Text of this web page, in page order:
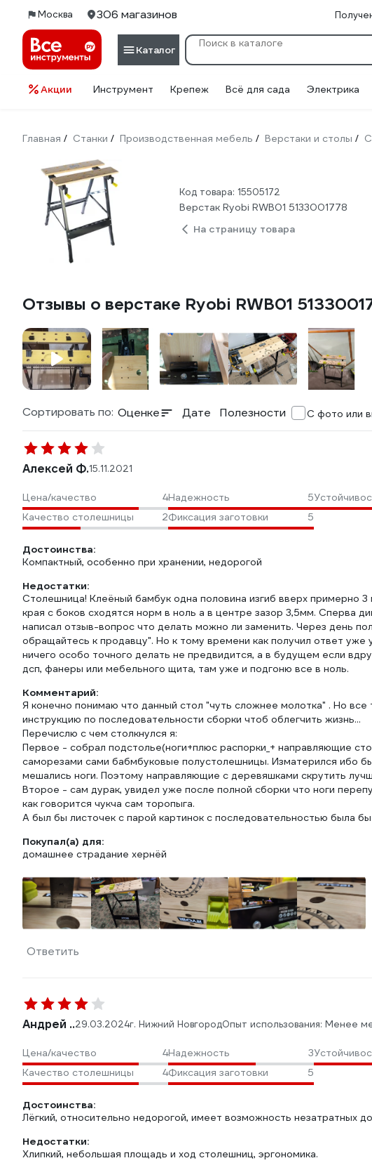
Москва 306 магазинов
Каталог
Акции Инструмент Крепеж Всё для сада Электрика
Главная / Станки / Производственная мебель / Верстаки и столы /
Код товара: 15505172
Верстак Ryobi RWB01 5133001778
На страницу товара
Отзывы о верстаке Ryobi RWB01
Сортировать по: Оценке Дате Полезности С фото или
Алексей Ф.15.11.2021
Цена/качество 4Надежность 5
Качество столешницы
2Фиксация заготовки 5
Достоинства:
Компактный, особенно при хранении, недорогой
Недостатки:
Столешница! Клеёный бамбук одна половина изгиб вверх примерно
края с боков сходятся норм в ноль а в центре зазор 3,5мм. Сперва
написал отзыв-вопрос что делать можно ли заменить. Через день
обращайтесь к продавцу". Но к тому времени как получил ответ уже
ничего особо точного делать не предвидится, а в будущем если
дсп, фанеры или мебельного щита, там уже и подгоню все в ноль.
Комментарий:
Я конечно понимаю что данный стол "чуть сложнее молотка" . Но все
инструкцию по последовательности сборки чтоб облегчить жизнь...
Перечислю с чем столкнулся я:
Первое - собрал подстолье(ноги+плюс распорки_+ направляющие
саморезами сами бабмбуковые полустолешницы. Изматерился ибо
мешались ноги. Поэтому направляющие с деревяшками скрутить
Второе - сам дурак, увидел уже после полной сборки что ноги
как говорится чукча сам торопыга.
А был бы листочек с парой картинок с последовательностью была
Покупал(а) для:
домашнее страдание хернёй
Ответить
Андрей ..29.03.2024г. Нижний НовгородОпыт использования: Менее
Цена/качество 4Надежность 3
Качество столешницы
4Фиксация заготовки 5
Достоинства:
Лёгкий, относительно недорогой, имеет возможность незатратных
Недостатки:
Хлипкий, небольшая площадь и ход столешниц, эргономика.